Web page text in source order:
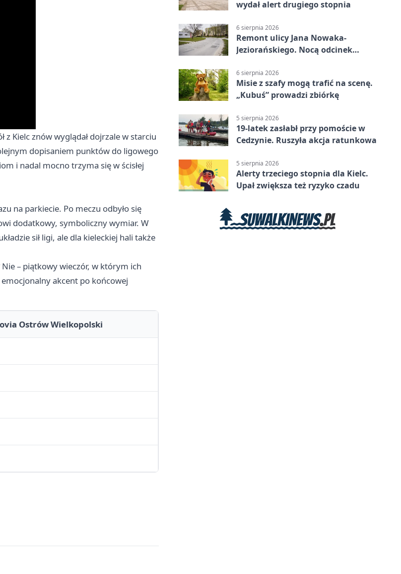
z Kielc znów wyglądał dojrzale w starciu
dopisaniem punktów do ligowego
i nadal mocno trzyma się w ścisłej
na parkiecie. Po meczu odbyło się
dodatkowy, symboliczny wymiar. W
sił ligi, ale dla kieleckiej hali także
– piątkowy wieczór, w którym ich
emocjonalny akcent po końcowej
Ostrów Wielkopolski
wydał alert drugiego stopnia
6 sierpnia 2026
Remont ulicy Jana Nowaka-
Jeziorańskiego. Nocą odcinek
6 sierpnia 2026
Misie z szafy mogą trafić na scenę.
„Kubuś” prowadzi zbiórkę
5 sierpnia 2026
19-latek zasłabł przy pomoście w
Cedzynie. Ruszyła akcja ratunkowa
5 sierpnia 2026
Alerty trzeciego stopnia dla Kielc.
Upał zwiększa też ryzyko czadu